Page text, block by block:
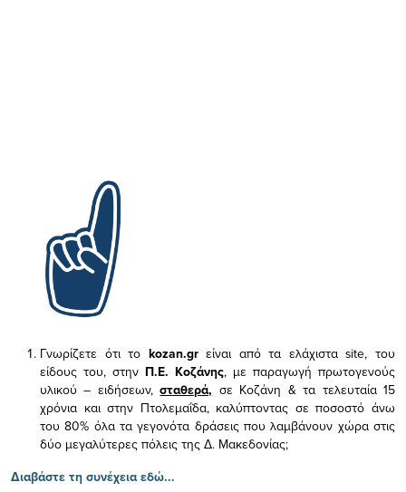
Γνωρίζετε ότι το kozan.gr είναι από τα ελάχισταsite, του
είδους του, στην Π.Ε. Κοζάνης, με παραγωγή πρωτογενούς
υλικού – ειδήσεων,σταθερά, σε Κοζάνη & τα τελευταία 15
χρόνια και στην Πτολεμαΐδα, καλύπτοντας σε ποσοστό άνω
του 80% όλα τα γεγονότα δράσεις που λαμβάνουν χώρα στις
δύο μεγαλύτερες πόλεις της Δ. Μακεδονίας;
Διαβάστε τη συνέχεια εδώ...